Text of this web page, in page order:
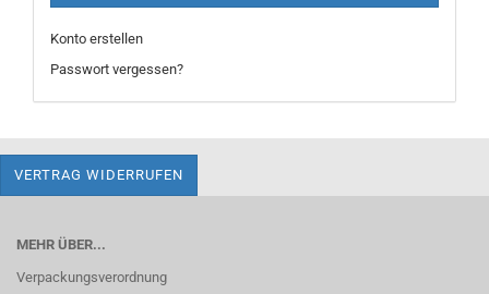
Konto erstellen
Passwort vergessen?
VERTRAG WIDERRUFEN
MEHR ÜBER...
Verpackungsverordnung